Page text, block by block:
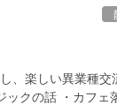
、楽しい異業種交
ックの話 ・カフ